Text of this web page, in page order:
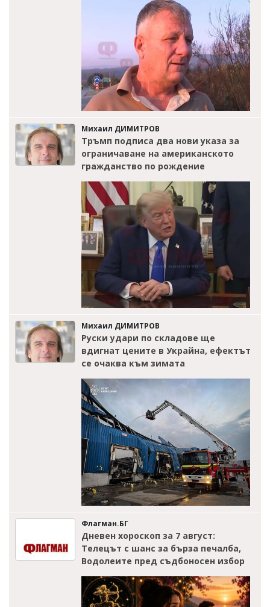
Михаил ДИМИТРОВ
Тръмп подписа два нови указа за
ограничаване на американското
гражданство по рождение
Михаил ДИМИТРОВ
Руски удари по складове ще
вдигнат цените в Украйна, ефектът
се очаква към зимата
Флагман.БГ
Дневен хороскоп за 7 август:
Телецът с шанс за бърза печалба,
Водолеите пред съдбоносен избор